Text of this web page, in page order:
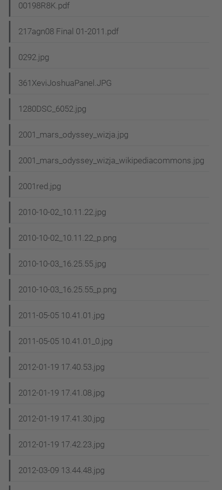
00198R8K.pdf
217agn08 Final 01-2011.pdf
0292.jpg
361XeviJoshuaPanel.JPG
1280DSC_6052.jpg
2001_mars_odyssey_wizja.jpg
2001_mars_odyssey_wizja_wikipediacommons.jpg
2001red.jpg
2010-10-02_10.11.22.jpg
2010-10-02_10.11.22_p.png
2010-10-03_16.25.55.jpg
2010-10-03_16.25.55_p.png
2011-05-05 10.41.01.jpg
2011-05-05 10.41.01_0.jpg
2012-01-19 17.40.53.jpg
2012-01-19 17.41.08.jpg
2012-01-19 17.41.30.jpg
2012-01-19 17.42.23.jpg
2012-03-09 13.44.48.jpg